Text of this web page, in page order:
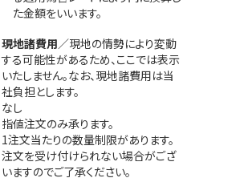
た金額をいいます。
現地諸費用／現地の情勢により変動
する可能性があるため、ここでは表示
いたしません。なお、現地諸費用は当
社負担とします。
なし
指値注文のみ承ります。
1注文当たりの数量制限があります。
注文を受け付けられない場合がござ
いますのでご了承ください。